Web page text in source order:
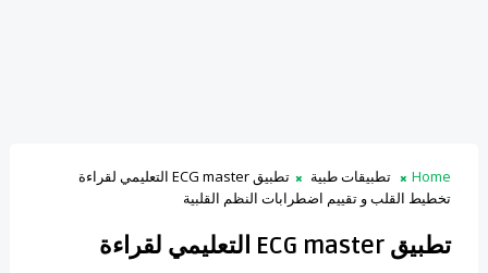
Home تطبيقات طبية
تطبيق ECG master التعليمي لقراءة
تخطيط القلب و تقييم اضطرابات النظم القلبية
تطبيق ECG master التعليمي لقراءة